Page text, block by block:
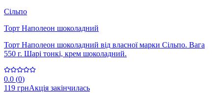
Сільпо
Торт Наполеон шоколадний
Торт Наполеон шоколадний від власної марки Сільпо. Вага
550 г. Шарі тонкі, крем шоколадний.
0.0 (0)
119 грнАкція закінчилась